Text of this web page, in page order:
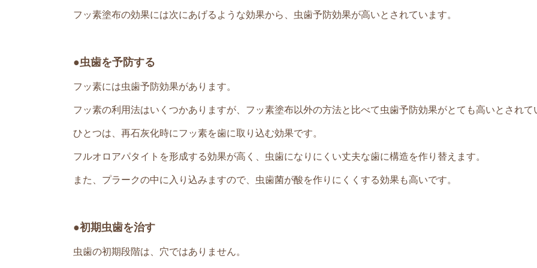
フッ素塗布の効果には次にあげるような効果から、虫歯予防効果が高いとされています。
●虫歯を予防する
フッ素には虫歯予防効果があります。
フッ素の利用法はいくつかありますが、フッ素塗布以外の方法と比べて虫歯予防効果がとても高いとされて
ひとつは、再石灰化時にフッ素を歯に取り込む効果です。
フルオロアパタイトを形成する効果が高く、虫歯になりにくい丈夫な歯に構造を作り替えます。
また、プラークの中に入り込みますので、虫歯菌が酸を作りにくくする効果も高いです。
●初期虫歯を治す
虫歯の初期段階は、穴ではありません。